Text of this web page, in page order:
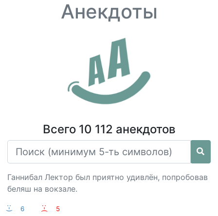
Анекдоты
Всего 10 112 анекдотов
Ганнибал Лектор был приятно удивлён, попробовав
беляш на вокзале.
:-) 6 :-(
5